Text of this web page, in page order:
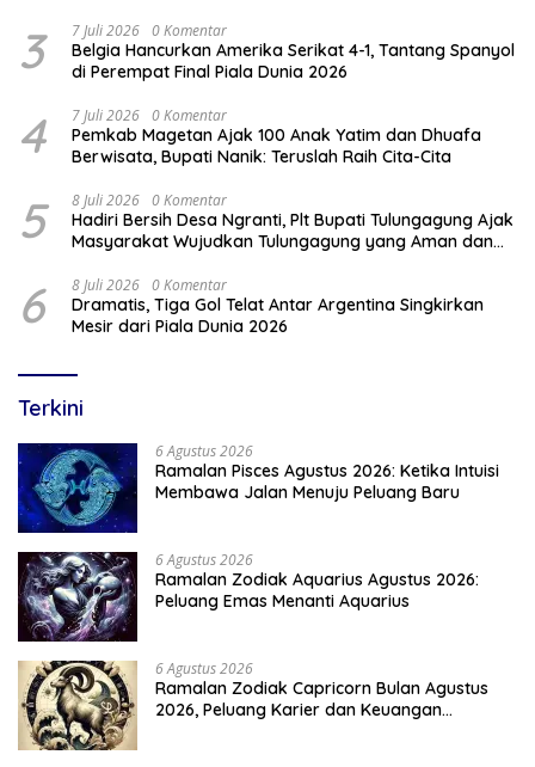
3 7 Juli 2026 0 Komentar
Belgia Hancurkan Amerika Serikat 4-1, Tantang Spanyol
di Perempat Final Piala Dunia 2026
4 7 Juli 2026 0 Komentar
Pemkab Magetan Ajak 100 Anak Yatim dan Dhuafa
Berwisata, Bupati Nanik: Teruslah Raih Cita-Cita
5 8 Juli 2026 0 Komentar
Hadiri Bersih Desa Ngranti, Plt Bupati Tulungagung Ajak
Masyarakat Wujudkan Tulungagung yang Aman dan
6 8 Juli 2026 0 Komentar
Dramatis, Tiga Gol Telat Antar Argentina Singkirkan
Mesir dari Piala Dunia 2026
Terkini
6 Agustus 2026
Ramalan Pisces Agustus 2026: Ketika Intuisi
Membawa Jalan Menuju Peluang Baru
6 Agustus 2026
Ramalan Zodiak Aquarius Agustus 2026:
Peluang Emas Menanti Aquarius
6 Agustus 2026
Ramalan Zodiak Capricorn Bulan Agustus
2026, Peluang Karier dan Keuangan